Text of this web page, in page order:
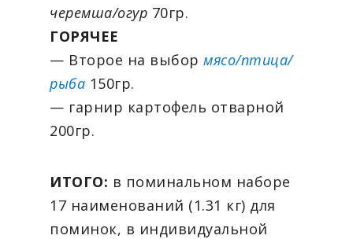
черемша/огур 70гр.
ГОРЯЧЕЕ
— Второе на выбор мясо/птица/
рыба 150гр.
— гарнир картофель отварной
200гр.
ИТОГО: в поминальном наборе
17 наименований (1.31 кг) для
поминок, в индивидуальной